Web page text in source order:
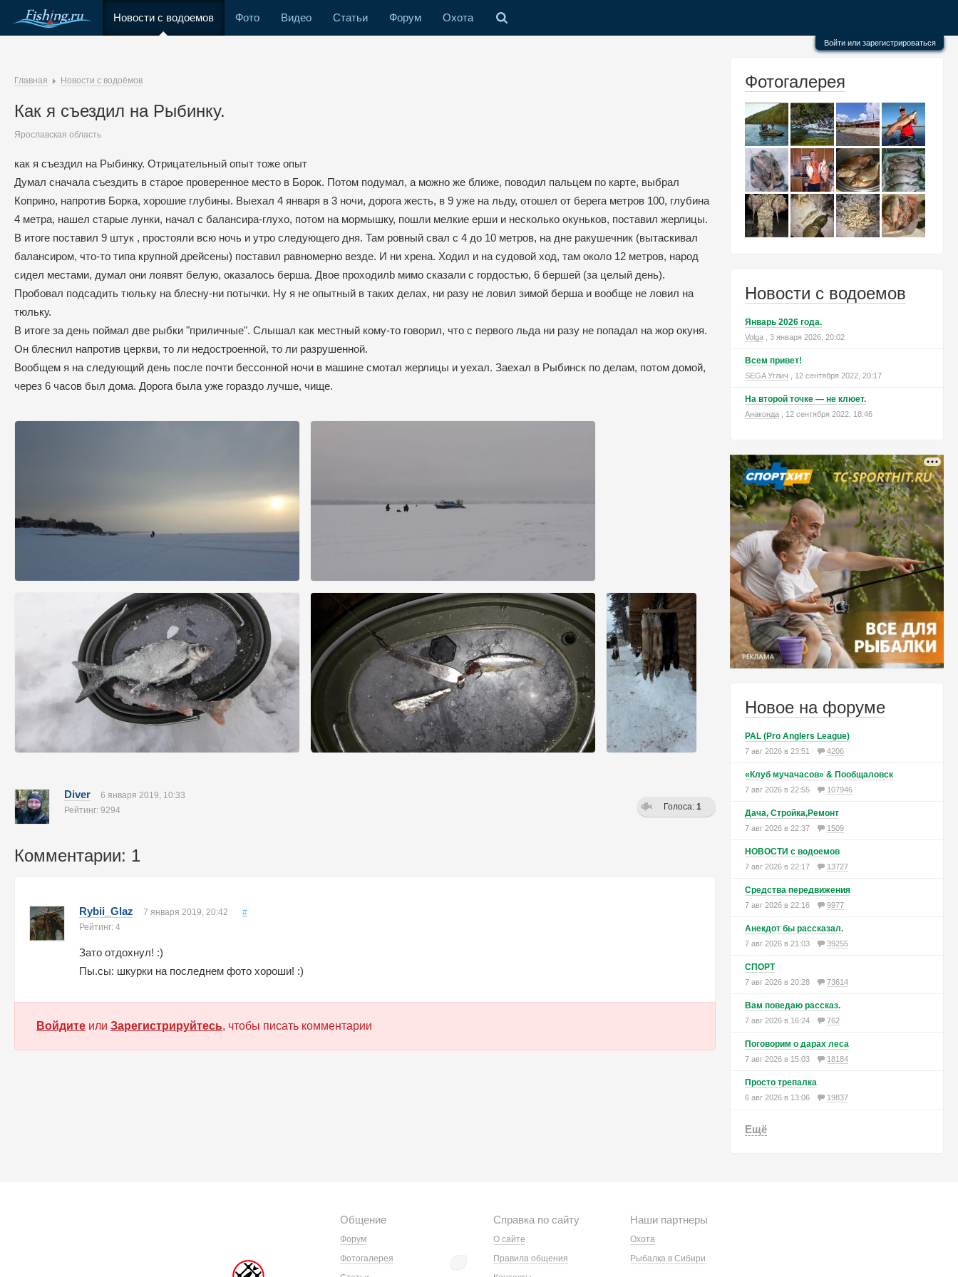
Новости с водоемов Фото Видео Статьи Форум Охота
Войти или зарегистрироваться
Главная Новости с водоёмов
Как я съездил на Рыбинку.
Ярославская область
как я съездил на Рыбинку. Отрицательный опыт тоже опыт
Думал сначала съездить в старое проверенное место в Борок. Потом подумал, а можно же ближе, поводил пальцем по карте, выбрал
Коприно, напротив Борка, хорошие глубины. Выехал 4 января в 3 ночи, дорога жесть, в 9 уже на льду, отошел от берега метров 100, глубина
4 метра, нашел старые лунки, начал с балансира-глухо, потом на мормышку, пошли мелкие ерши и несколько окуньков, поставил жерлицы.
В итоге поставил 9 штук , простояли всю ночь и утро следующего дня. Там ровный свал с 4 до 10 метров, на дне ракушечник (вытаскивал
балансиром, что-то типа крупной дрейсены) поставил равномерно везде. И ни хрена. Ходил и на судовой ход, там около 12 метров, народ
сидел местами, думал они лоявят белую, оказалось берша. Двое проходилb мимо сказали с гордостью, 6 бершей (за целый день).
Пробовал подсадить тюльку на блесну-ни потычки. Ну я не опытный в таких делах, ни разу не ловил зимой берша и вообще не ловил на
тюльку.
В итоге за день поймал две рыбки "приличные". Слышал как местный кому-то говорил, что с первого льда ни разу не попадал на жор окуня.
Он блеснил напротив церкви, то ли недостроенной, то ли разрушенной.
Вообщем я на следующий день после почти бессонной ночи в машине смотал жерлицы и уехал. Заехал в Рыбинск по делам, потом домой,
через 6 часов был дома. Дорога была уже гораздо лучше, чище.
Голоса: 1
Diver
6 января 2019, 10:33
Рейтинг: 9294
Комментарии: 1
Rybii_Glaz 7 января 2019, 20:42
#
Рейтинг: 4
Зато отдохнул! :)
Пы.сы: шкурки на последнем фото хороши! :)
Войдите или Зарегистрируйтесь, чтобы писать комментарии
Фотогалерея
Новости с водоемов
Январь 2026 года.
Volga , 3 января 2026, 20:02
Всем привет!
SEGA Углич , 12 сентября 2022, 20:17
На второй точке — не клюет.
Анаконда , 12 сентября 2022, 18:46
Новое на форуме
PAL (Pro Anglers League)
7 авг 2026 в 23:51 4206
«Клуб мучачасов» & Пообщаловск
7 авг 2026 в 22:55 107946
Дача, Стройка,Ремонт
7 авг 2026 в 22:37 1509
НОВОСТИ с водоемов
7 авг 2026 в 22:17 13727
Средства передвижения
7 авг 2026 в 22:16 9977
Анекдот бы рассказал.
7 авг 2026 в 21:03 39255
СПОРТ
7 авг 2026 в 20:28 73614
Вам поведаю рассказ.
7 авг 2026 в 16:24 762
Поговорим о дарах леса
7 авг 2026 в 15:03 18184
Просто трепалка
6 авг 2026 в 13:06 19837
Ещё
Общение
Форум
Фотогалерея
Справка по сайту
О сайте
Правила общения
Наши партнеры
Охота
Рыбалка в Сибири